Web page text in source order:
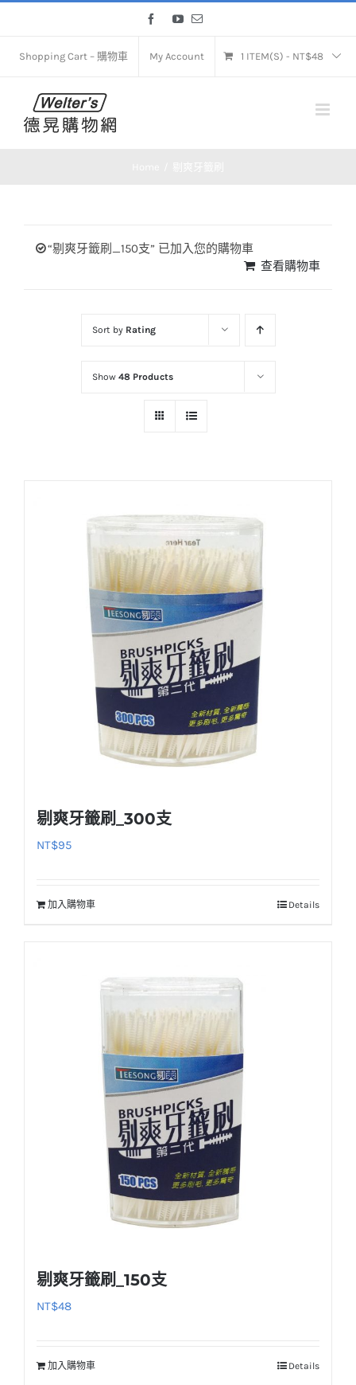
content
FacebookYouTube
Email
Shopping Cart – 購物車 My Account 1 ITEM(S) - NT$48
“剔爽牙籤刷_150支” 已加入您的購物車
查看購物車
Sort by Rating
Show 48 Products
剔爽牙籤刷_300支
NT$95
加入購物車 Details
剔爽牙籤刷_150支
NT$48
加入購物車 Details